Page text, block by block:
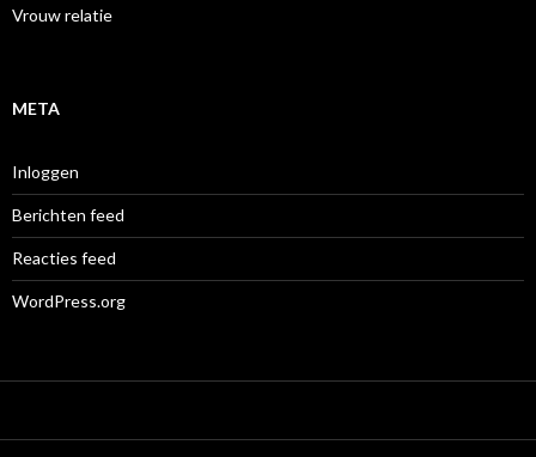
Vrouw relatie
META
Inloggen
Berichten feed
Reacties feed
WordPress.org